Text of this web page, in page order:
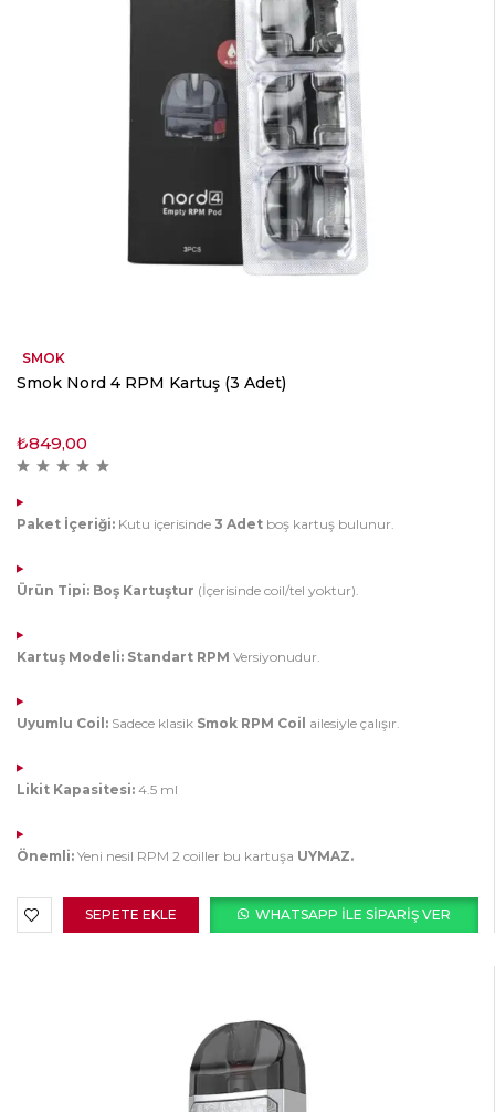
SMOK
Smok Nord 4 RPM Kartuş (3 Adet)
₺849,00
Paket İçeriği: Kutu içerisinde 3 Adet boş kartuş bulunur.
Ürün Tipi: Boş Kartuştur (İçerisinde coil/tel yoktur).
Kartuş Modeli: Standart RPM Versiyonudur.
Uyumlu Coil: Sadece klasik Smok RPM Coil ailesiyle çalışır.
Likit Kapasitesi: 4.5 ml
Önemli: Yeni nesil RPM 2 coiller bu kartuşa UYMAZ.
SEPETE EKLE WHATSAPP ILE SIPARIŞ VER